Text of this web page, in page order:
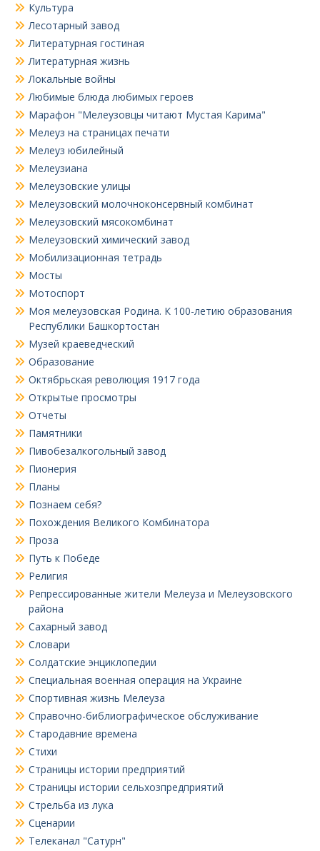
Культура
Лесотарный завод
Литературная гостиная
Литературная жизнь
Локальные войны
Любимые блюда любимых героев
Марафон "Мелеузовцы читают Мустая Карима"
Мелеуз на страницах печати
Мелеуз юбилейный
Мелеузиана
Мелеузовские улицы
Мелеузовский молочноконсервный комбинат
Мелеузовский мясокомбинат
Мелеузовский химический завод
Мобилизационная тетрадь
Мосты
Мотоспорт
Моя мелеузовская Родина. К 100-летию образования
Республики Башкортостан
Музей краеведческий
Образование
Октябрьская революция 1917 года
Открытые просмотры
Отчеты
Памятники
Пивобезалкогольный завод
Пионерия
Планы
Познаем себя?
Похождения Великого Комбинатора
Проза
Путь к Победе
Религия
Репрессированные жители Мелеуза и Мелеузовского
района
Сахарный завод
Словари
Солдатские энциклопедии
Специальная военная операция на Украине
Спортивная жизнь Мелеуза
Справочно-библиографическое обслуживание
Стародавние времена
Стихи
Страницы истории предприятий
Страницы истории сельхозпредприятий
Стрельба из лука
Сценарии
Телеканал "Сатурн"